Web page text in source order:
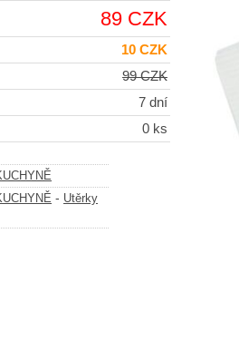
89 CZK
10 CZK
99 CZK
7 dní
0 ks
- Utěrky